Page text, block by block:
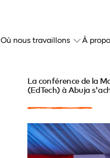
Où nous travaillons À
La conférence de la
(EdTech) à Abuja